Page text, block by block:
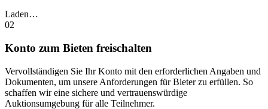
Laden…
02
Konto zum Bieten freischalten
Vervollständigen Sie Ihr Konto mit den erforderlichen Angaben und
Dokumenten, um unsere Anforderungen für Bieter zu erfüllen. So
schaffen wir eine sichere und vertrauenswürdige
Auktionsumgebung für alle Teilnehmer.